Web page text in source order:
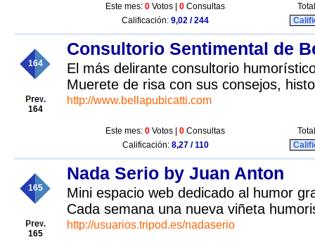
Este mes: 0 Votos | 0 Consultas
Calificación: 9,02 / 244
164
164
Consultorio Sentimental de
El más delirante consultorio
Muerete de risa con sus consejos,
http://www.bellapubicatti.com
Este mes: 0 Votos | 0 Consultas
Calificación: 8,27 / 110
165
165
Nada Serio by Juan Anton
Mini espacio web dedicado al humor
Cada semana una nueva viñeta
http://usuarios.tripod.es/nadaserio